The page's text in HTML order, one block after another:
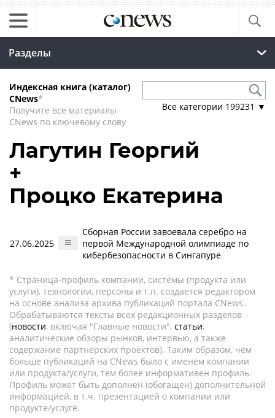
Разделы
Индексная книга (каталог)
CNews*
Получите все материалы
CNews по ключевому слову
Все категории 199231 ▼
Лагутин Георгий
+
Процко Екатерина
27.06.2025
Сборная России завоевала серебро на
первой Международной олимпиаде по
кибербезопасности в Сингапуре
* Страница-профиль компании, системы (продукта или
услуги), технологии, персоны и т.п. создается редактором
на основе анализа архива публикаций портала CNews.
Обрабатываются тексты всех редакционных разделов
(новости, включая "Главные новости", статьи,
аналитические обзоры рынков, интервью, а также
содержание партнёрских проектов). Таким образом, чем
больше публикаций на CNews было с именем компании
или продукта/услуги, тем более информативен профиль.
Профиль может быть дополнен (обогащен) дополнительной
информацией, в т.ч. презентацией о компании или
продукте/услуге.